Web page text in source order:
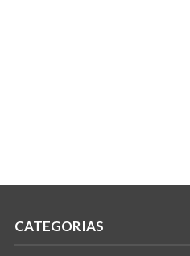
CATEGORIAS